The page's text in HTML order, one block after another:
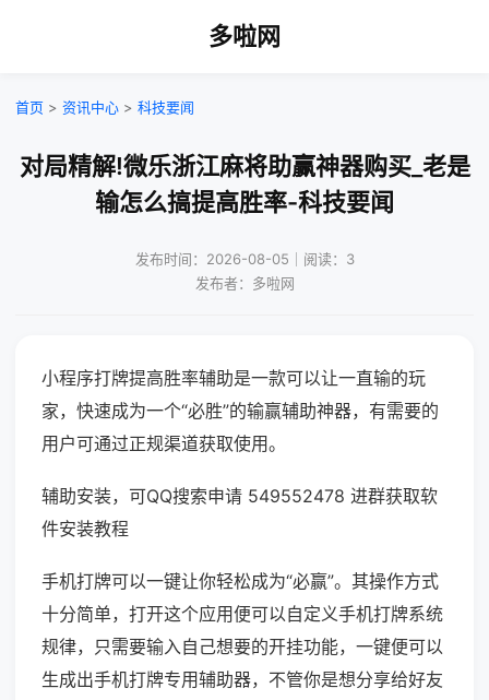
多啦网
首页 > 资讯中心 > 科技要闻
对局精解!微乐浙江麻将助赢神器购买_老是
输怎么搞提高胜率-科技要闻
发布时间：2026-08-05｜阅读：3
发布者：多啦网
小程序打牌提高胜率辅助是一款可以让一直输的玩
家，快速成为一个“必胜”的输赢辅助神器，有需要的
用户可通过正规渠道获取使用。
辅助安装，可QQ搜索申请 549552478 进群获取软
件安装教程
手机打牌可以一键让你轻松成为“必赢”。其操作方式
十分简单，打开这个应用便可以自定义手机打牌系统
规律，只需要输入自己想要的开挂功能，一键便可以
生成出手机打牌专用辅助器，不管你是想分享给好友